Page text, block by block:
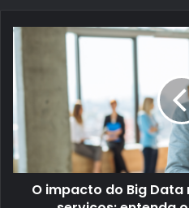
O impacto do Big